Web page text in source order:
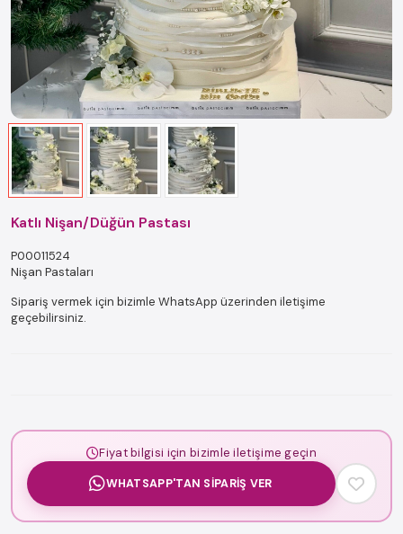
Katlı Nişan/Düğün Pastası
P00011524
Nişan Pastaları
Sipariş vermek için bizimle WhatsApp üzerinden iletişime
geçebilirsiniz.
Fiyat bilgisi için bizimle iletişime geçin
WHATSAPP'TAN SIPARIŞ VER